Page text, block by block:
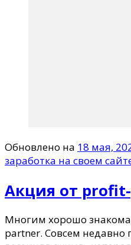
Обновлено на 18 мая,
заработка на своем
Акция от
Многим хорошо
partner. Совсем недавно